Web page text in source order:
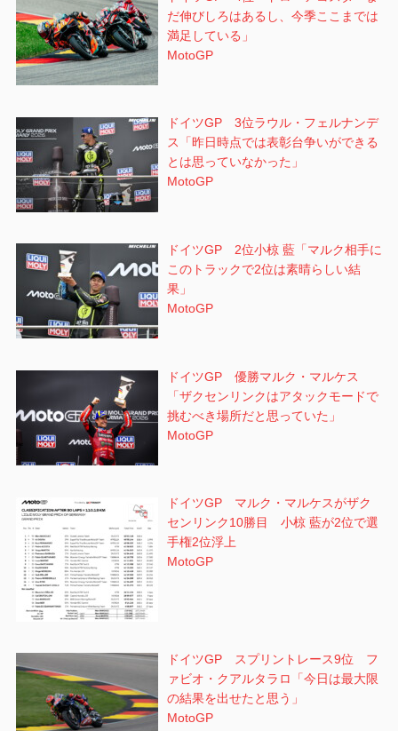
だ伸びしろはあるし、今季ここまでは
満足している」
MotoGP
ドイツGP 3位ラウル・フェルナンデ
ス「昨日時点では表彰台争いができる
とは思っていなかった」
MotoGP
ドイツGP 2位小椋 藍「マルク相手に
このトラックで2位は素晴らしい結
果」
MotoGP
ドイツGP 優勝マルク・マルケス
「ザクセンリンクはアタックモードで
挑むべき場所だと思っていた」
MotoGP
ドイツGP マルク・マルケスがザク
センリンク10勝目 小椋 藍が2位で選
手権2位浮上
MotoGP
ドイツGP スプリントレース9位 フ
ァビオ・クアルタラロ「今日は最大限
の結果を出せたと思う」
MotoGP